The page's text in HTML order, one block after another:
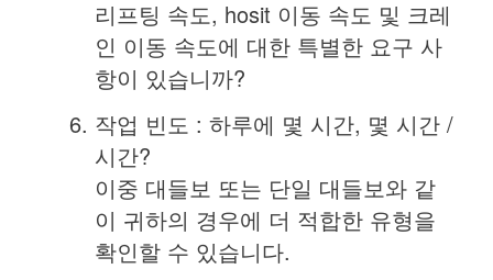
리프팅 속도, hosit 이동 속도 및 크레
인 이동 속도에 대한 특별한 요구 사
항이 있습니까?
작업 빈도 : 하루에 몇 시간, 몇 시간 /
시간?
이중 대들보 또는 단일 대들보와 같
이 귀하의 경우에 더 적합한 유형을
확인할 수 있습니다.